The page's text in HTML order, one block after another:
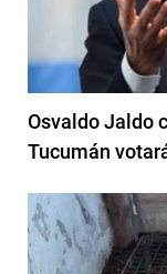
Osvaldo Jaldo
Tucumán